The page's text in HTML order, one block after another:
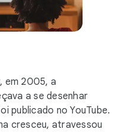
em 2005, a
a se desenhar
publicado no YouTube.
cresceu, atravessou